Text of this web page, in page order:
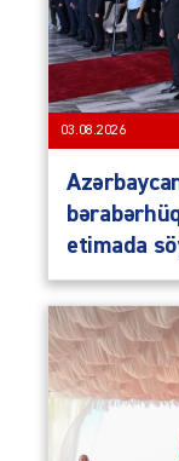
03.08.2026
etimada